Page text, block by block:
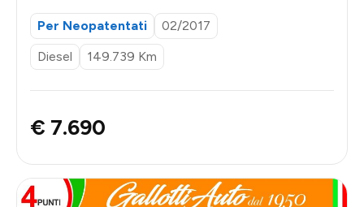
Per Neopatentati
02/2017
Diesel
149.739 Km
€ 7.690